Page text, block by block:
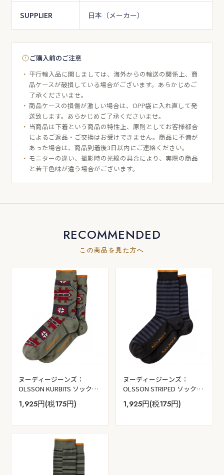
SUPPLIER 日本（メーカー）
ご購入前のご注意
平行輸入品に関しましては、海外からの輸送の関係上、商
品ケースが破損している場合がございます。あらかじめご
了承くださいませ。
商品ケースの損傷が激しい場合は、OPP袋に入れ直して発
送致します。あらかじめご了承くださいませ。
当商品は下着という商品の特性上、原則としてお客様都合
によるご返品・ご交換はお受けできません。商品に不備が
あった場合は、商品到着後3日以内にご連絡ください。
モニターの違い、撮影時の光線の具合により、実際の商品
と若干色味が違う場合がございます。
RECOMMENDED
この商品を見た方へ
ヌーディージーンズ：
OLSSON KURBITS ソックス
(デザートグリーン）
1,925円(税175円)
ヌーディージーンズ：
OLSSON STRIPED ソックス
(ネイビー）
1,925円(税175円)